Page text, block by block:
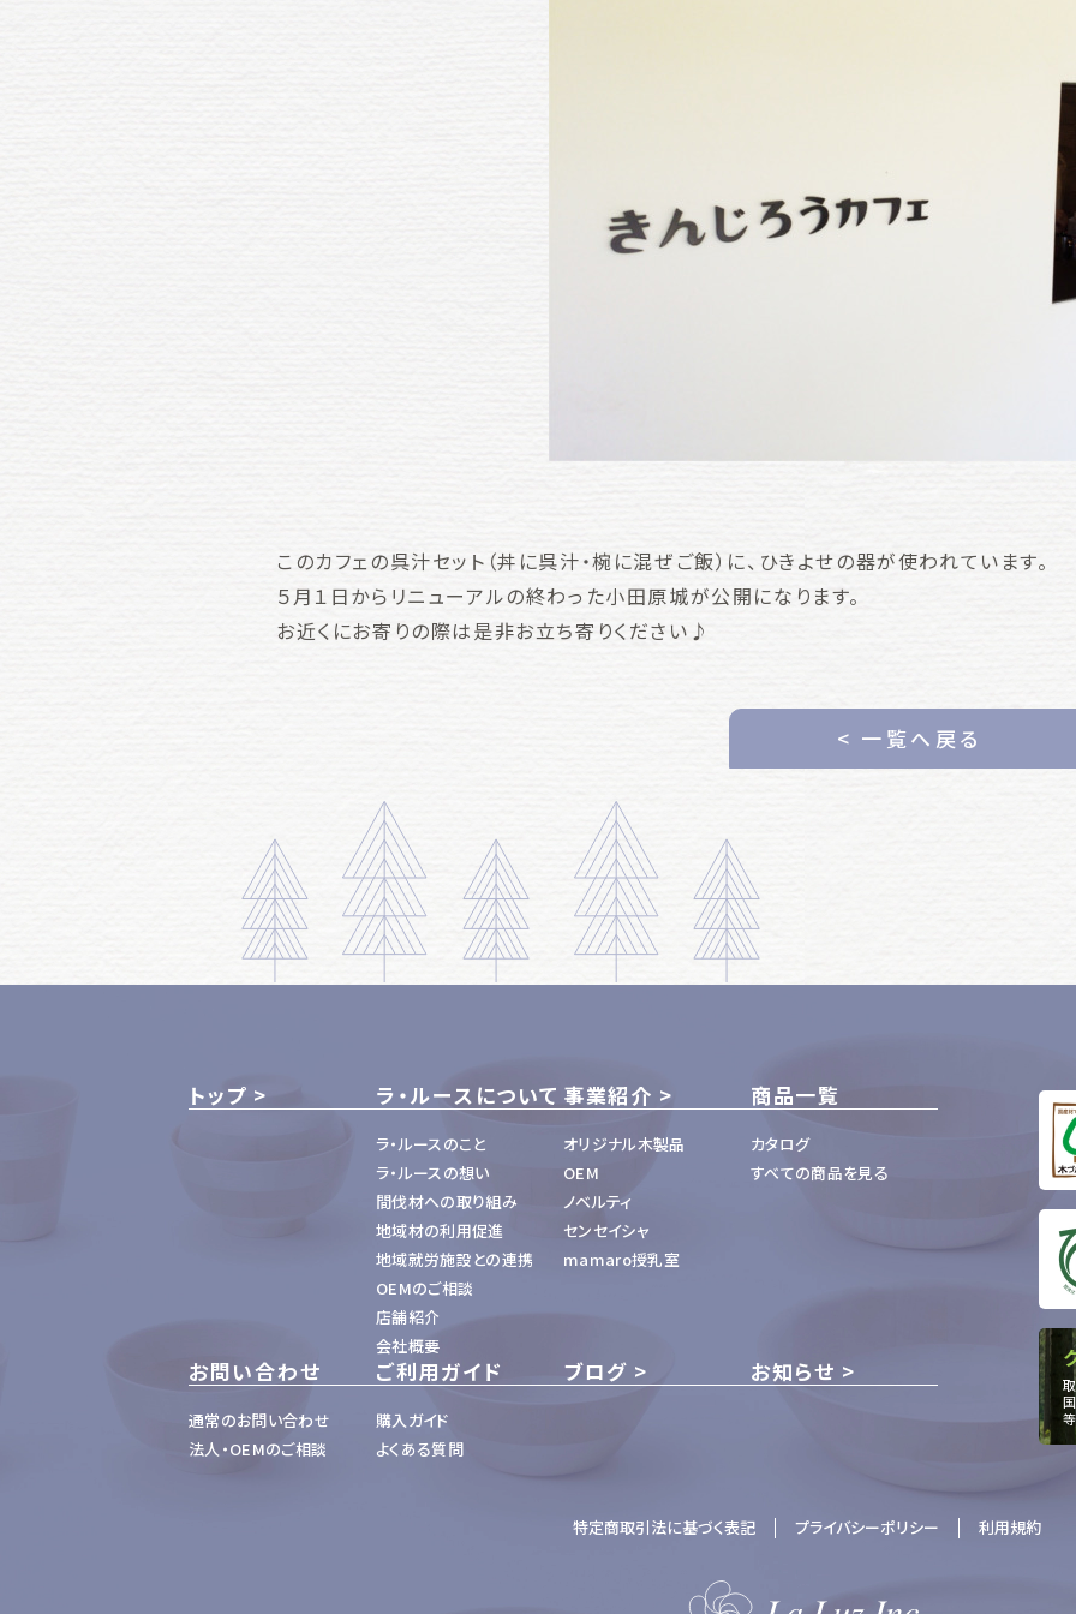
このカフェの呉汁セット（丼に呉汁・椀に混ぜご飯）に、ひきよせの器が使われています。
５月１日からリニューアルの終わった小田原城が公開になります。
お近くにお寄りの際は是非お立ち寄りください♪
< 一覧へ戻る
トップ ラ・ルースについて
ラ・ルースのこと
ラ・ルースの想い
間伐材への取り組み
地域材の利用促進
地域就労施設との連携
OEMのご相談
店舗紹介
会社概要
事業紹介
オリジナル木製品
OEM
ノベルティ
センセイシャ
mamaro授乳室
商品一覧
カタログ
すべての商品を見る
お問い合わせ
通常のお問い合わせ
法人・OEMのご相談
ご利用ガイド
購入ガイド
よくある質問
ブログ お知らせ
特定商取引法に基づく表記 プライバシーポリシー 利用規約